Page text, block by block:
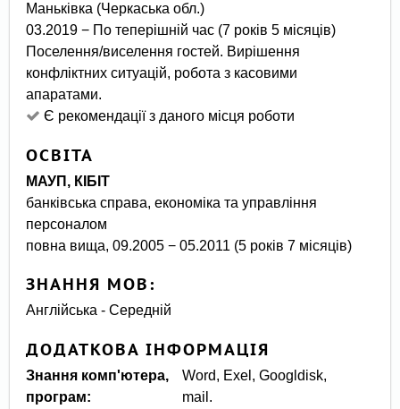
Маньківка (Черкаська обл.)
03.2019 − По теперішній час (7 років 5 місяців)
Поселення/виселення гостей. Вирішення
конфліктних ситуацій, робота з касовими
апаратами.
Є рекомендації з даного місця роботи
ОСВІТА
МАУП, КІБІТ
банківська справа, економіка та управління
персоналом
повна вища, 09.2005 − 05.2011 (5 років 7 місяців)
ЗНАННЯ МОВ:
Англійська - Середній
ДОДАТКОВА ІНФОРМАЦІЯ
Знання комп'ютера,
програм:
Word, Exel, Googldisk,
mail.